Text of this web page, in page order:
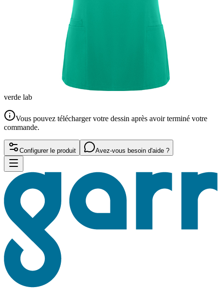
verde lab
Vous pouvez télécharger votre dessin après avoir terminé votre
commande.
Configurer le produit Avez-vous besoin d'aide ?